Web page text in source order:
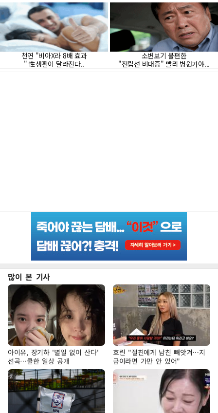
많이 본 기사
아이유, 장기하 '별일 없이 산다'
선곡…쿨한 일상 공개
효린 "절친에게 남친 빼앗겨…지
금이라면 가만 안 있어"